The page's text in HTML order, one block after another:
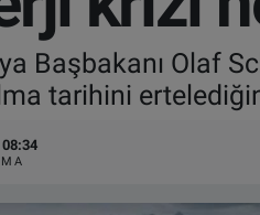
Başbakanı Olaf
tarihini